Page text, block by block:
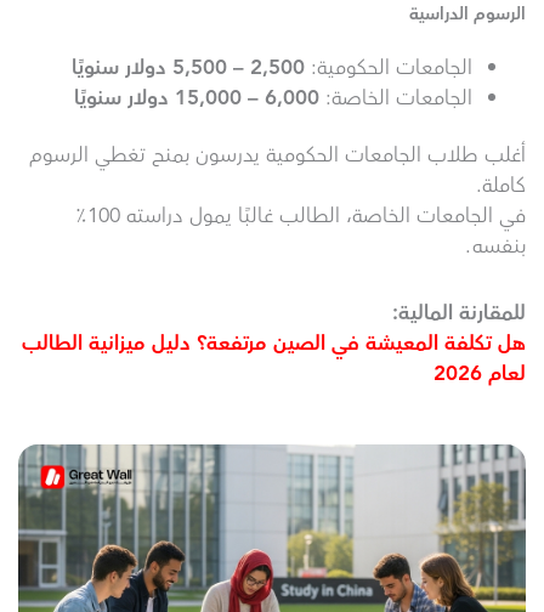
الرسوم الدراسية
الجامعات الحكومية: 2,500 – 5,500
دولار سنويًا
الجامعات الخاصة: 6,000 – 15,000
دولار سنويًا
أغلب طلاب الجامعات الحكومية يدرسون بمنح تغطي الرسوم
كاملة.
في الجامعات الخاصة، الطالب غالبًا يمول دراسته 100٪
بنفسه.
للمقارنة المالية:
هل تكلفة المعيشة في الصين مرتفعة؟ دليل ميزانية الطالب
لعام 2026